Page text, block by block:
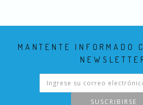
MANTENTE INFORMADO
SUSCRIBIRSE